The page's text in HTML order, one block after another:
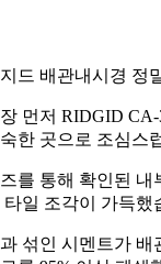
드 배관내시경 정
먼저 RIDGID
한 곳으로 조심스
를 통해 확인된 내
타일 조각이 가득했
섞인 시멘트가 배